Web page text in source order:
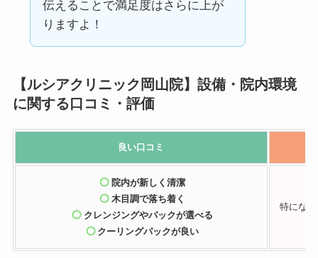
伝えることで満足度はさらに上が
りますよ！
【ルシアクリニック岡山院】設備・院内環境
に関する口コミ・評価
良い口コミ
院内が新しく清潔
木目調で落ち着く
クレンジングやパックが選べる
クーリングパックが良い
特になし